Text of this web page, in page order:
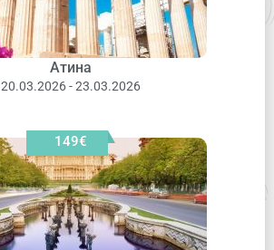
Атина
20.03.2026 - 23.03.2026
149€